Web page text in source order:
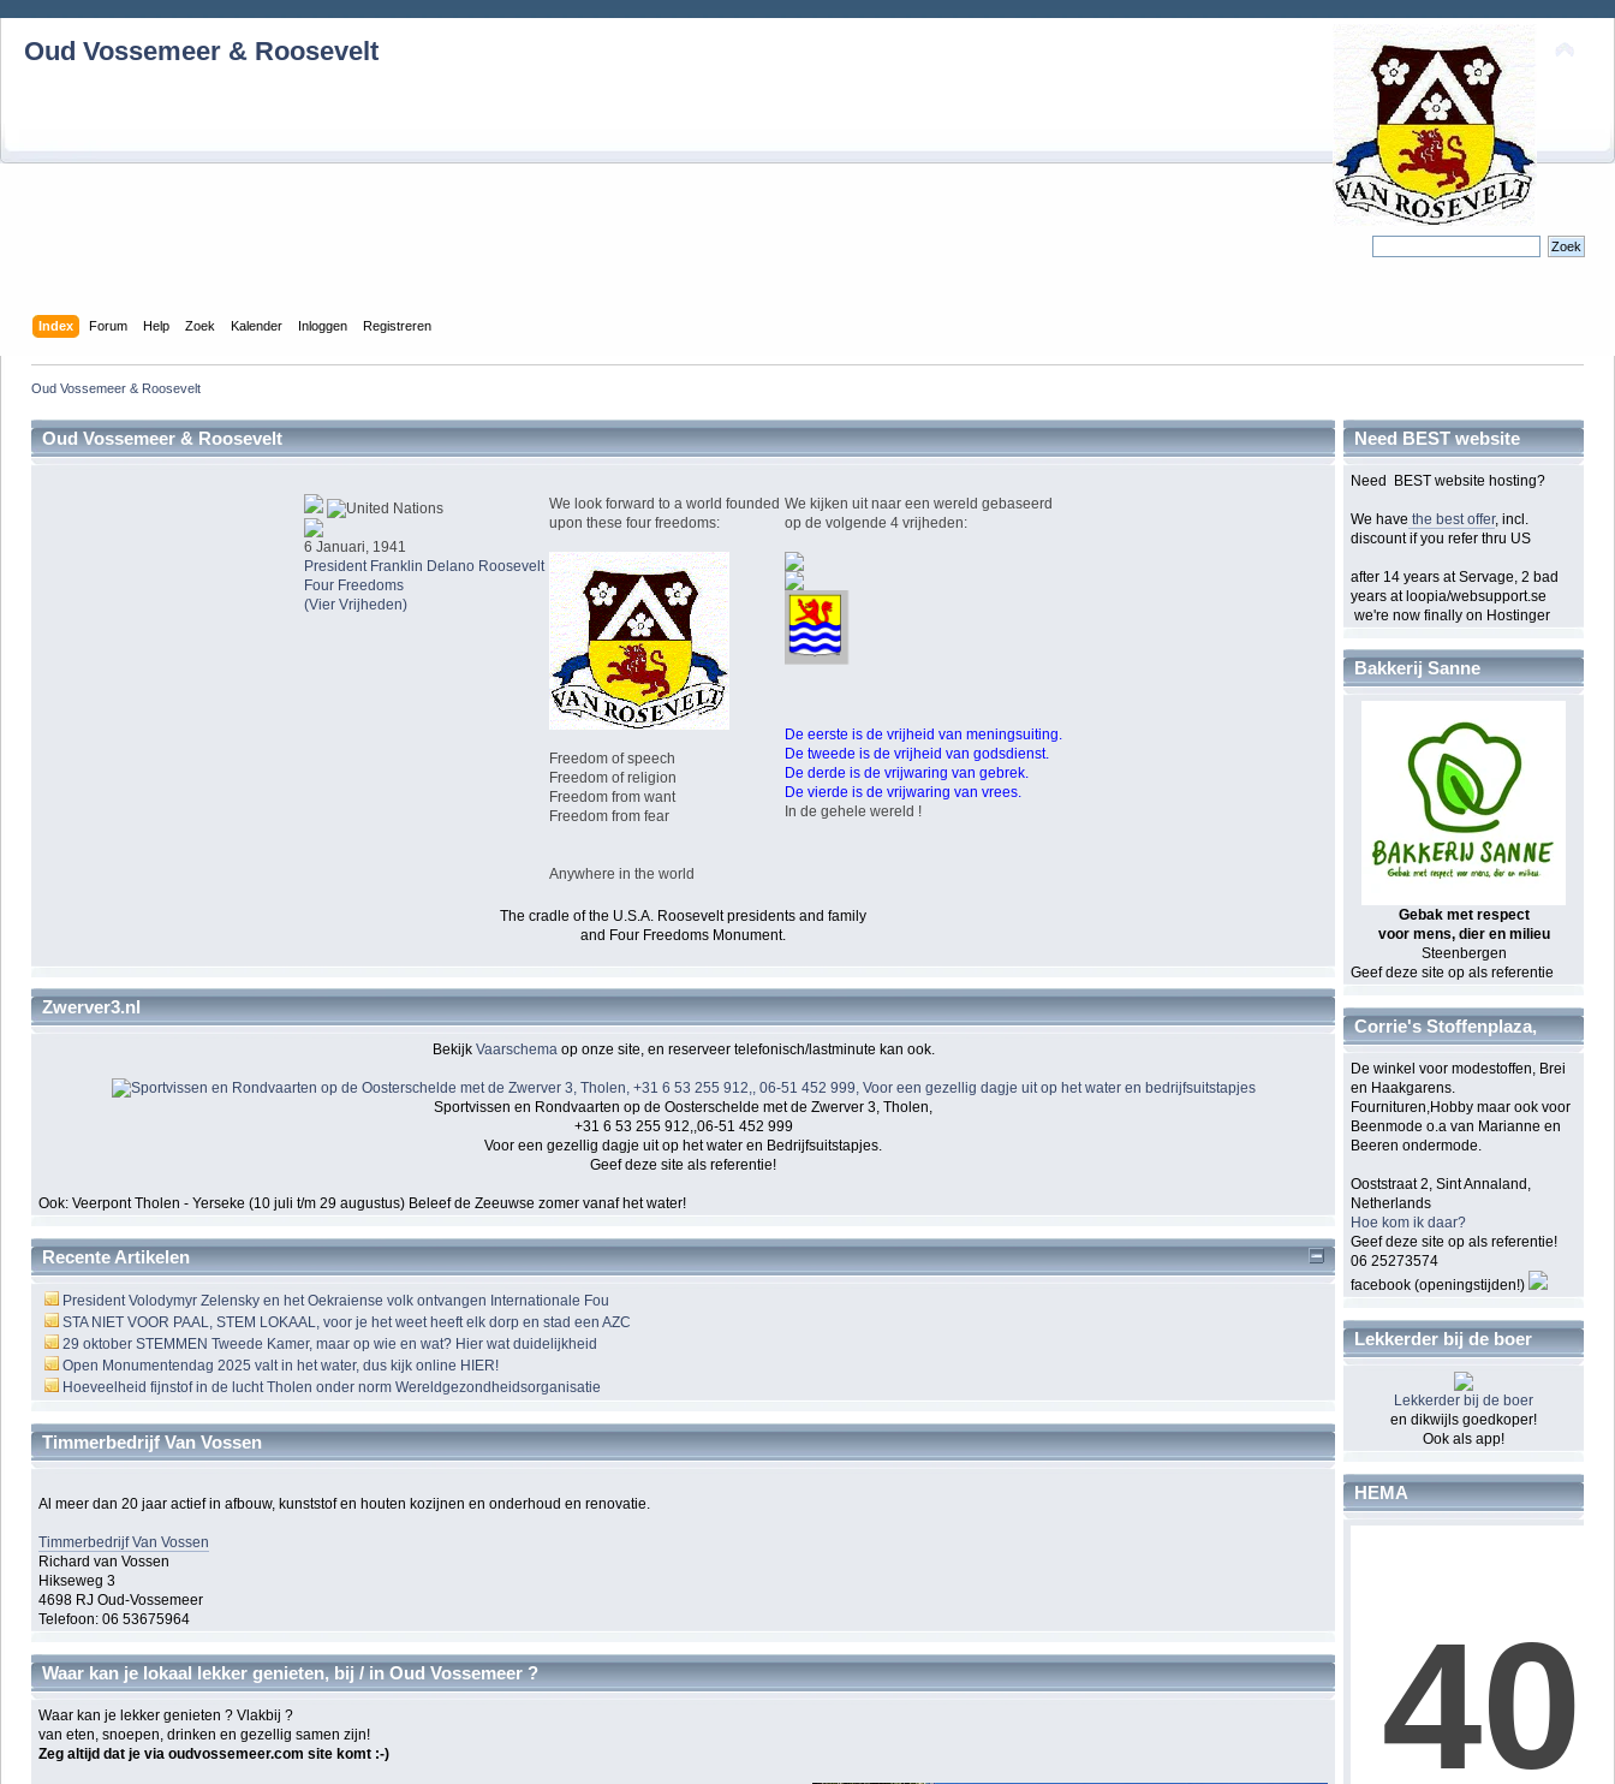
Oud Vossemeer & Roosevelt
Index Forum Help Zoek Kalender Inloggen Registreren
Oud Vossemeer & Roosevelt
Oud Vossemeer & Roosevelt
6 Januari, 1941
President Franklin Delano Roosevelt
Four Freedoms
(Vier Vrijheden)
We look forward to a world founded
upon these four freedoms:
Freedom of speech
Freedom of religion
Freedom from want
Freedom from fear
Anywhere in the world
We kijken uit naar een wereld gebaseerd
op de volgende 4 vrijheden:
De eerste is de vrijheid van meningsuiting.
De tweede is de vrijheid van godsdienst.
De derde is de vrijwaring van gebrek.
De vierde is de vrijwaring van vrees.
In de gehele wereld !
The cradle of the U.S.A. Roosevelt presidents and family
and Four Freedoms Monument.
Zwerver3.nl
Bekijk Vaarschema op onze site, en reserveer telefonisch/lastminute kan ook.
Sportvissen en Rondvaarten op de Oosterschelde met de Zwerver 3, Tholen,
+31 6 53 255 912,,06-51 452 999
Voor een gezellig dagje uit op het water en Bedrijfsuitstapjes.
Geef deze site als referentie!
Ook: Veerpont Tholen - Yerseke (10 juli t/m 29 augustus) Beleef de Zeeuwse zomer vanaf het water!
Recente Artikelen
President Volodymyr Zelensky en het Oekraiense volk ontvangen Internationale Fou
STA NIET VOOR PAAL, STEM LOKAAL, voor je het weet heeft elk dorp en stad een AZC
29 oktober STEMMEN Tweede Kamer, maar op wie en wat? Hier wat duidelijkheid
Open Monumentendag 2025 valt in het water, dus kijk online HIER!
Hoeveelheid fijnstof in de lucht Tholen onder norm Wereldgezondheidsorganisatie
Timmerbedrijf Van Vossen
Al meer dan 20 jaar actief in afbouw, kunststof en houten kozijnen en onderhoud en renovatie.
Timmerbedrijf Van Vossen
Richard van Vossen
Hikseweg 3
4698 RJ Oud-Vossemeer
Telefoon: 06 53675964
Waar kan je lokaal lekker genieten, bij / in Oud Vossemeer ?
Waar kan je lekker genieten ? Vlakbij ?
van eten, snoepen, drinken en gezellig samen zijn!
Zeg altijd dat je via oudvossemeer.com site komt :-)
Need BEST website
hosting?
Need BEST website hosting?
We have the best offer, incl.
discount if you refer thru US
after 14 years at Servage, 2 bad
years at loopia/websupport.se
we're now finally on Hostinger
Bakkerij Sanne
Gebak met respect
voor mens, dier en milieu
Steenbergen
Geef deze site op als referentie
Corrie's Stoffenplaza,
Sint Annaland
De winkel voor modestoffen, Brei
en Haakgarens.
Fournituren,Hobby maar ook voor
Beenmode o.a van Marianne en
Beeren ondermode.
Ooststraat 2, Sint Annaland,
Netherlands
Hoe kom ik daar?
Geef deze site op als referentie!
06 25273574
facebook (openingstijden!)
Lekkerder bij de boer
Lekkerder bij de boer
en dikwijls goedkoper!
Ook als app!
HEMA